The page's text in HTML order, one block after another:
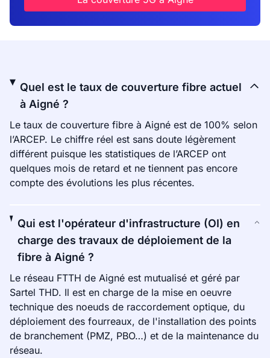
Quel est le taux de couverture fibre actuel
à Aigné ?
Le taux de couverture fibre à Aigné est de 100% selon
l’ARCEP. Le chiffre réel est sans doute légèrement
différent puisque les statistiques de l’ARCEP ont
quelques mois de retard et ne tiennent pas encore
compte des évolutions les plus récentes.
Qui est l'opérateur d'infrastructure (OI) en
charge des travaux de déploiement de la
fibre à Aigné ?
Le réseau FTTH de Aigné est mutualisé et géré par
Sartel THD. Il est en charge de la mise en oeuvre
technique des noeuds de raccordement optique, du
déploiement des fourreaux, de l'installation des points
de branchement (PMZ, PBO…) et de la maintenance du
réseau.